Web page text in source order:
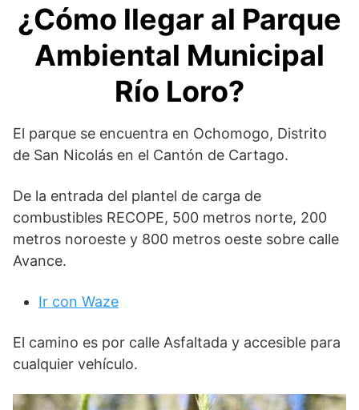
¿Cómo llegar al Parque
Ambiental Municipal
Río Loro?
El parque se encuentra en Ochomogo, Distrito
de San Nicolás en el Cantón de Cartago.
De la entrada del plantel de carga de
combustibles RECOPE, 500 metros norte, 200
metros noroeste y 800 metros oeste sobre calle
Avance.
Ir con Waze​
El camino es por calle Asfaltada y accesible para
cualquier vehículo.